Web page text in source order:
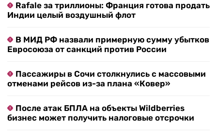
Rafale за триллионы: Франция готова продать
Индии целый воздушный флот
В МИД РФ назвали примерную сумму убытков
Евросоюза от санкций против России
Пассажиры в Сочи столкнулись с массовыми
отменами рейсов из-за плана «Ковер»
После атак БПЛА на объекты Wildberries
бизнес может получить налоговые отсрочки